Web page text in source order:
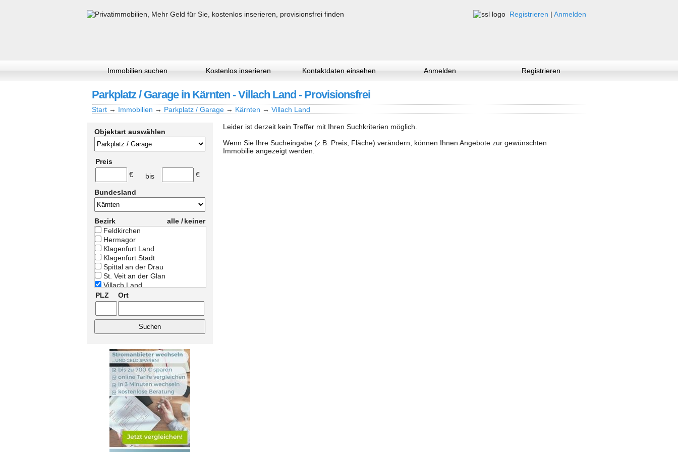
Registrieren | Anmelden
Immobilien suchen Kostenlos inserieren Kontaktdaten einsehen Anmelden Registrieren
Parkplatz / Garage in Kärnten - Villach Land - Provisionsfrei
Start → Immobilien → Parkplatz / Garage → Kärnten → Villach Land
Objektart auswählen
Preis
€
bis €
Bundesland
Bezirk alle /keiner
Feldkirchen
Hermagor
Klagenfurt Land
Klagenfurt Stadt
Spittal an der Drau
St. Veit an der Glan
Villach Land
Villach Stadt
Völkermarkt
PLZ Ort
Leider ist derzeit kein Treffer mit Ihren Suchkriterien möglich.
Wenn Sie Ihre Sucheingabe (z.B. Preis, Fläche) verändern, können Ihnen Angebote zur gewünschten
Immobilie angezeigt werden.